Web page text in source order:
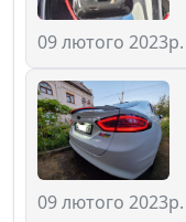
09 лютого 2023р.
09 лютого 2023р.